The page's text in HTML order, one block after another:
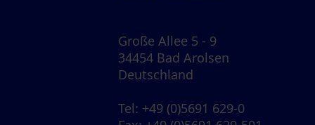
Große Allee 5 - 9
34454 Bad Arolsen
Deutschland
Tel: +49 (0)5691 629-0